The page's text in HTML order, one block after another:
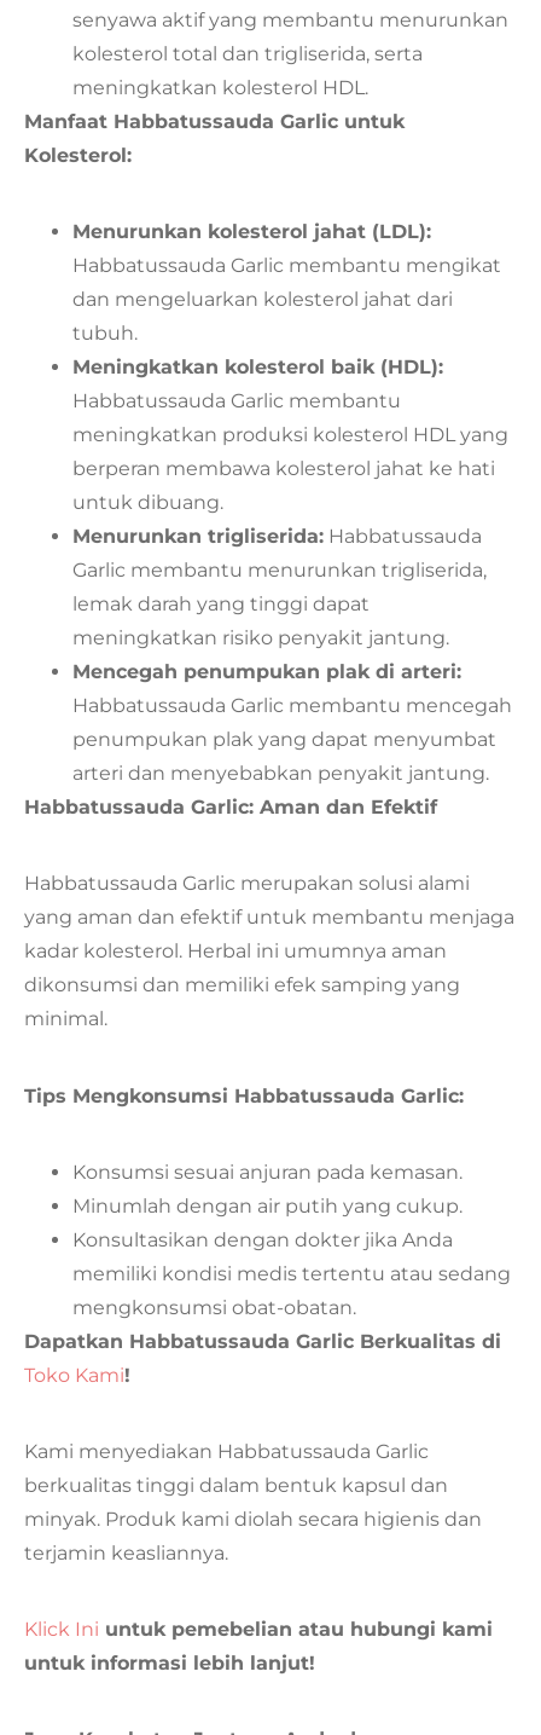
senyawa aktif yang membantu menurunkan
kolesterol total dan trigliserida, serta
meningkatkan kolesterol HDL.
Manfaat Habbatussauda Garlic untuk
Kolesterol:
Menurunkan kolesterol jahat (LDL):
Habbatussauda Garlic membantu mengikat
dan mengeluarkan kolesterol jahat dari
tubuh.
Meningkatkan kolesterol baik (HDL):
Habbatussauda Garlic membantu
meningkatkan produksi kolesterol HDL yang
berperan membawa kolesterol jahat ke hati
untuk dibuang.
Menurunkan trigliserida: Habbatussauda
Garlic membantu menurunkan trigliserida,
lemak darah yang tinggi dapat
meningkatkan risiko penyakit jantung.
Mencegah penumpukan plak di arteri:
Habbatussauda Garlic membantu mencegah
penumpukan plak yang dapat menyumbat
arteri dan menyebabkan penyakit jantung.
Habbatussauda Garlic: Aman dan Efektif
Habbatussauda Garlic merupakan solusi alami
yang aman dan efektif untuk membantu menjaga
kadar kolesterol. Herbal ini umumnya aman
dikonsumsi dan memiliki efek samping yang
minimal.
Tips Mengkonsumsi Habbatussauda Garlic:
Konsumsi sesuai anjuran pada kemasan.
Minumlah dengan air putih yang cukup.
Konsultasikan dengan dokter jika Anda
memiliki kondisi medis tertentu atau sedang
mengkonsumsi obat-obatan.
Dapatkan Habbatussauda Garlic Berkualitas di
Toko Kami!
Kami menyediakan Habbatussauda Garlic
berkualitas tinggi dalam bentuk kapsul dan
minyak. Produk kami diolah secara higienis dan
terjamin keasliannya.
Klick Ini untuk pemebelian atau hubungi kami
untuk informasi lebih lanjut!